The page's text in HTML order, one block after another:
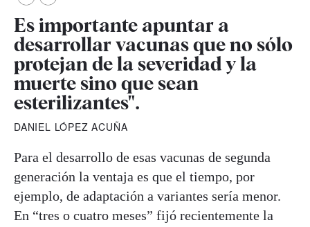
Es importante apuntar a
desarrollar vacunas que no sólo
protejan de la severidad y la
muerte sino que sean
esterilizantes".
DANIEL LÓPEZ ACUÑA
Para el desarrollo de esas vacunas de segunda
generación la ventaja es que el tiempo, por
ejemplo, de adaptación a variantes sería menor.
En “tres o cuatro meses” fijó recientemente la